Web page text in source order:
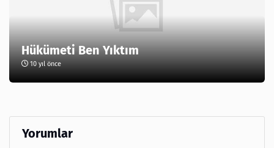
Hükümeti Ben Yıktım
10 yıl önce
Yorumlar